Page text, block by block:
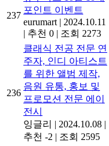
237
포인트 이벤트
eurumart | 2024.10.11
| 추천 0 | 조회 2273
236
클래식 전공 전문 연
주자, 인디 아티스트
를 위한 앨범 제작,
음원 유통, 홍보 및
프로모션 전문 에이
전시
잉글리 | 2024.10.08 |
추천 -2 | 조회 2595